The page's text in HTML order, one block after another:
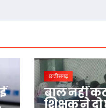
छत्तीसगढ़
बाल नहीं
शिक्षक ने दो